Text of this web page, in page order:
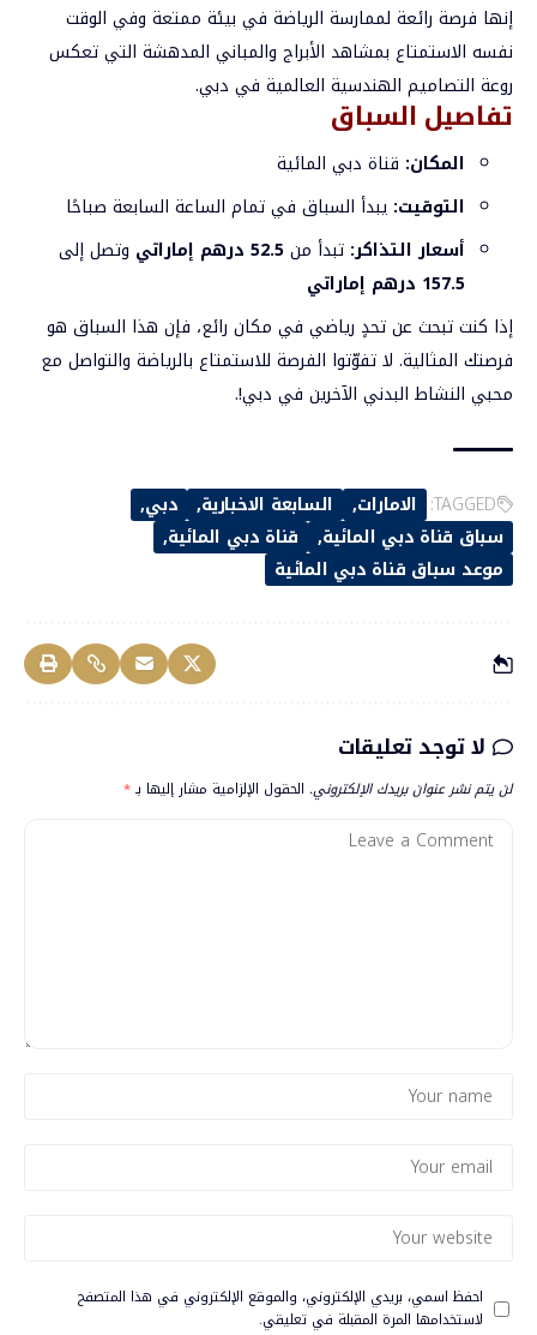
إنها فرصة رائعة لممارسة الرياضة في بيئة ممتعة وفي الوقت
نفسه الاستمتاع بمشاهد الأبراج والمباني المدهشة التي تعكس
روعة التصاميم الهندسية العالمية في دبي.
تفاصيل السباق
المكان: قناة دبي المائية
التوقيت: يبدأ السباق في تمام الساعة السابعة صباحًا
أسعار التذاكر: تبدأ من52.5 درهم إماراتي
وتصل إلى
157.5 درهم إماراتي
إذا كنت تبحث عن تحدٍ رياضي في مكان رائع، فإن هذا السباق هو
فرصتك المثالية. لا تفوّتوا الفرصة للاستمتاع بالرياضة والتواصل مع
محبي النشاط البدني الآخرين في دبي!.
TAGGED: الامارات السابعة الاخبارية
دبي
سباق قناة دبي المائية
قناة دبي المائية
موعد سباق قناة دبي المائية
لا توجد تعليقات
لن يتم نشر عنوان بريدك الإلكتروني. الحقول الإلزامية مشار إليها بـ*
احفظ اسمي، بريدي الإلكتروني، والموقع الإلكتروني في هذا المتصفح
لاستخدامها المرة المقبلة في تعليقي.